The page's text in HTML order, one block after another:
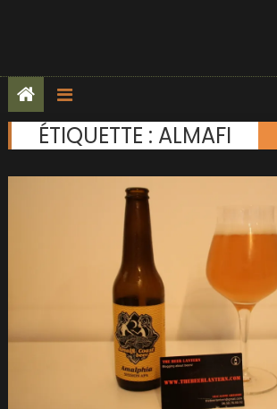
ÉTIQUETTE : ALMAFI